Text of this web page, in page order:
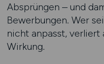
Absprüngen – und
Bewerbungen. Wer
nicht anpasst, verliert
Wirkung.